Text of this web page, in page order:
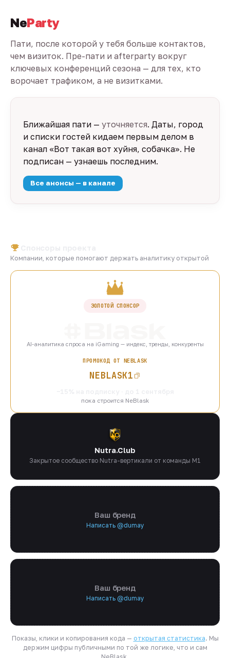
NeParty
Пати, после которой у тебя больше контактов,
чем визиток. Пре-пати и afterparty вокруг
ключевых конференций сезона — для тех, кто
ворочает трафиком, а не визитками.
Ближайшая пати — уточняется. Даты, город
и списки гостей кидаем первым делом в
канал «Вот такая вот хуйня, собачка». Не
подписан — узнаешь последним.
Все анонсы — в канале
Компании, которые помогают держать аналитику открытой
ЗОЛОТОЙ СПОНСОР
AI-аналитика спроса на iGaming — индекс, тренды, конкуренты
ПРОМОКОД ОТ NEBLASK
NEBLASK1
пока строится NeBlask
Nutra.Club
Закрытое сообщество Nutra-вертикали от команды M1
Ваш бренд
Написать @dumay
Ваш бренд
Написать @dumay
Показы, клики и копирования кода — открытая статистика. Мы
держим цифры публичными по той же логике, что и сам